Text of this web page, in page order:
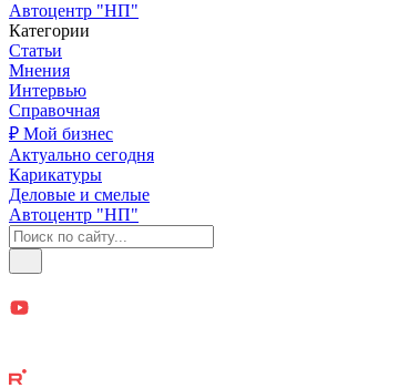
Автоцентр "НП"
Категории
Статьи
Мнения
Интервью
Справочная
₽ Мой бизнес
Актуально сегодня
Карикатуры
Деловые и смелые
Автоцентр "НП"